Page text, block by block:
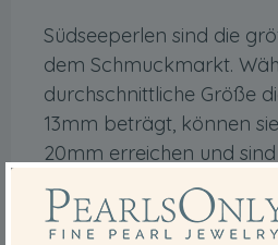
Südseeperlen sind die
dem Schmuckmarkt.
durchschnittliche Größe
13mm beträgt, können
20mm erreichen und
Luxusobjekte.
Südseeperlen sind perfekt